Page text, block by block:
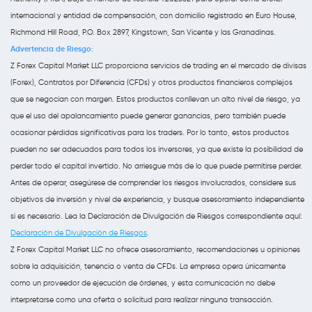
internacional y entidad de compensación, con domicilio registrado en Euro House,
Richmond Hill Road, P.O. Box 2897, Kingstown, San Vicente y las Granadinas.
Advertencia de Riesgo:
Z Forex Capital Market LLC proporciona servicios de trading en el mercado de divisas
(Forex), Contratos por Diferencia (CFDs) y otros productos financieros complejos
que se negocian con margen. Estos productos conllevan un alto nivel de riesgo, ya
que el uso del apalancamiento puede generar ganancias, pero también puede
ocasionar pérdidas significativas para los traders. Por lo tanto, estos productos
pueden no ser adecuados para todos los inversores, ya que existe la posibilidad de
perder todo el capital invertido. No arriesgue más de lo que puede permitirse perder.
Antes de operar, asegúrese de comprender los riesgos involucrados, considere sus
objetivos de inversión y nivel de experiencia, y busque asesoramiento independiente
si es necesario. Lea la Declaración de Divulgación de Riesgos correspondiente aquí:
Declaración de Divulgación de Riesgos
Z Forex Capital Market LLC no ofrece asesoramiento, recomendaciones u opiniones
sobre la adquisición, tenencia o venta de CFDs. La empresa opera únicamente
como un proveedor de ejecución de órdenes, y esta comunicación no debe
interpretarse como una oferta o solicitud para realizar ninguna transacción.